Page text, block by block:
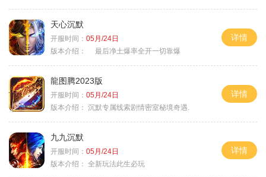
天心沉默
开服时间： 05月/24日
版本介绍：
最后净土爆率全开一切靠爆
详情
龍图腾2023版
开服时间： 05月/24日
版本介绍： 沉默专属线索剧情密室秘境奇遇.
详情
九九沉默
开服时间： 05月/24日
版本介绍： 全新玩法此生必玩
详情